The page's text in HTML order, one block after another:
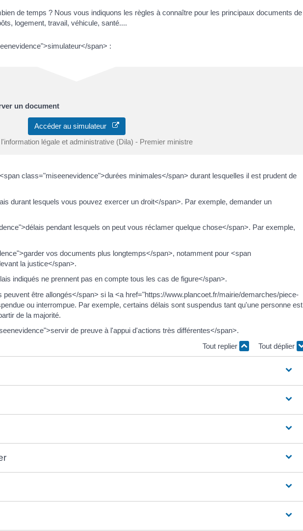
de temps ? Nous vous indiquons les règles à connaître pour les principaux documents de
logement, travail, véhicule, santé....
span> :
un document
Accéder au simulateur
légale et administrative (Dila) - Premier ministre
class="miseenevidence">durées minimales</span> durant lesquelles il est prudent de
durant lesquels vous pouvez exercer un droit</span>. Par exemple, demander un
pendant lesquels on peut vous réclamer quelque chose</span>. Par exemple,
vos documents plus longtemps</span>, notamment pour <span
la justice</span>.
indiqués ne prennent pas en compte tous les cas de figure</span>.
être allongés</span> si la <a href="https://www.plancoet.fr/mairie/demarches/piece-
ou interrompue. Par exemple, certains délais sont suspendus tant qu'une personne est
de la majorité.
de preuve à l'appui d'actions très différentes</span>.
Tout replier
Tout déplier